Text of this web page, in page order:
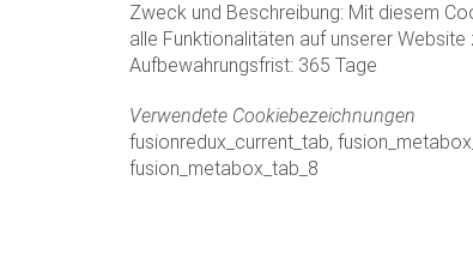
Zweck und Beschreibung: Mit diesem
alle Funktionalitäten auf unserer Website
Aufbewahrungsfrist: 365 Tage
Verwendete Cookiebezeichnungen
fusionredux_current_tab,
fusion_metabox_tab_8